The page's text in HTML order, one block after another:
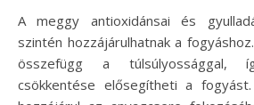
A meggy antioxidánsai és
szintén hozzájárulhatnak a
összefügg a túlsúlyossággal,
csökkentése elősegítheti a